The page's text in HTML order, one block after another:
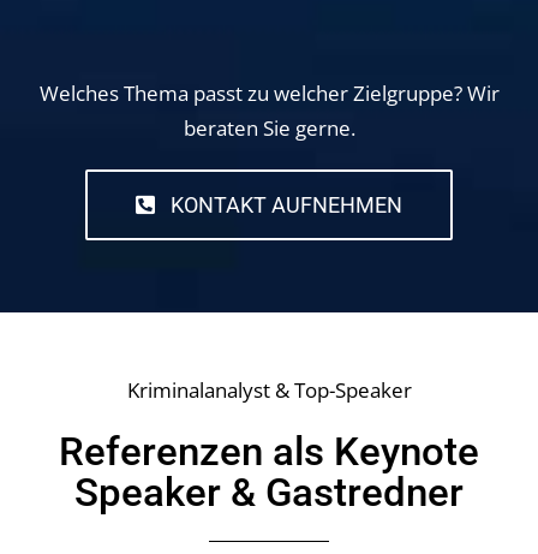
Welches Thema passt zu welcher Zielgruppe? Wir
beraten Sie gerne.
KONTAKT AUFNEHMEN
Kriminalanalyst & Top-Speaker
Referenzen als Keynote
Speaker & Gastredner